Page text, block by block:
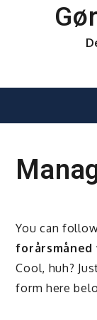
You can
forårsmåned
Cool, huh?
form here